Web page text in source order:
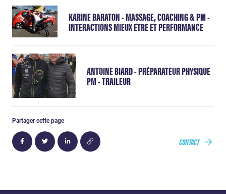
KARINE BARATON - MASSAGE, COACHING & PM -
INTERACTIONS MIEUX ETRE ET PERFORMANCE
ANTOINE BIARD - PRÉPARATEUR PHYSIQUE
PM - TRAILEUR
Partager cette page
CONTACT